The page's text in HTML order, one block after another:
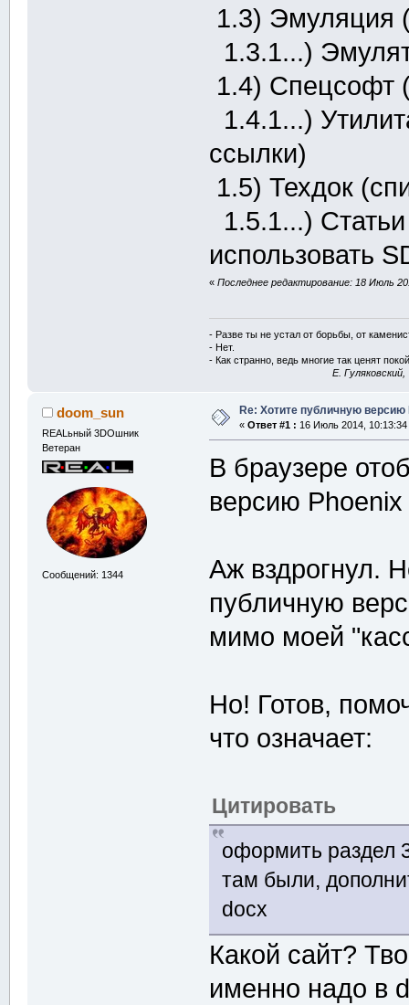
1.3) Эмуляция
1.3.1...)
1.4) Спецсофт
1.4.1...)
ссылки)
1.5) Техдок
1.5.1...)
использовать
«Последнее редактирование: 18 Июль
- Разве ты не устал от борьбы, от
- Нет.
- Как странно, ведь многие так ценят
E.
doom_sun
REALьный 3DOшник
Ветеран
Сообщений: 1344
Re: Хотите публичную версию
« Ответ #1 : 16 Июль 2014, 10:13:34
В браузере
версию Phoenix
Аж вздрогнул.
публичную
мимо моей
Но! Готов,
что означает:
Цитировать
оформить раздел
там были,
docx
Какой сайт?
именно надо в